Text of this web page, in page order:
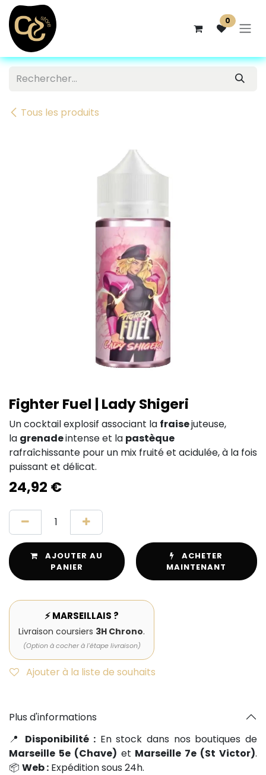
Se rendre au contenu
0
Tous les produits
Fighter Fuel | Lady Shigeri
Un cocktail explosif associant la fraisejuteuse,
la grenadeintense et la pastèque
rafraîchissante pour un mix fruité et acidulée, à la fois
puissant et délicat.
24,92 €
AJOUTER AU
PANIER
ACHETER
MAINTENANT
⚡ MARSEILLAIS ?
Livraison coursiers 3H Chrono.
(Option à cocher à l'étape livraison)
Ajouter à la liste de souhaits
Plus d'informations
📍 Disponibilité : En stock dans nos boutiques de
Marseille 5e (Chave) et Marseille 7e (St Victor).
📦 Web : Expédition sous 24h.